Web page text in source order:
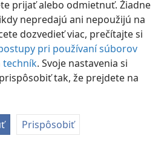
prijať alebo odmietnuť. Žiadne
nepredajú ani nepoužijú na
dozvedieť viac, prečítajte si
pri používaní súborov
techník. Svoje nastavenia si
tak, že prejdete na
Prispôsobiť